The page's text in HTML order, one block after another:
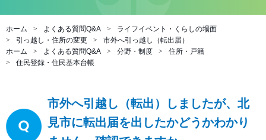
ホーム よくある質問Q&A
ライフイベント・くらしの場面
引っ越し・住所の変更
市外へ引っ越し（転出届）
ホーム
よくある質問Q&A 分野・制度
住所・戸籍
住民登録・住民基本台帳
市外へ引越し（転出）しましたが、北
見市に転出届を出したかどうかわかり